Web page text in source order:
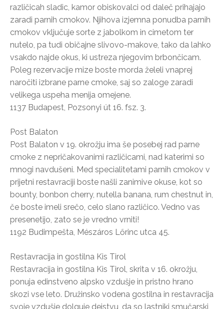
različicah sladic, kamor obiskovalci od daleč prihajajo
zaradi parnih cmokov. Njihova izjemna ponudba parnih
cmokov vključuje sorte z jabolkom in cimetom ter
nutelo, pa tudi običajne slivovo-makove, tako da lahko
vsakdo najde okus, ki ustreza njegovim brbončicam.
Poleg rezervacije mize boste morda želeli vnaprej
naročiti izbrane parne cmoke, saj so zaloge zaradi
velikega uspeha menija omejene.
1137 Budapest, Pozsonyi út 16. fsz. 3.
Post Balaton
Post Balaton v 19. okrožju ima še posebej rad parne
cmoke z nepričakovanimi različicami, nad katerimi so
mnogi navdušeni. Med specialitetami parnih cmokov v
prijetni restavraciji boste našli zanimive okuse, kot so
bounty, bonbon cherry, nutella banana, rum chestnut in,
če boste imeli srečo, celo slano različico. Vedno vas
presenetijo, zato se je vredno vrniti!
1192 Budimpešta, Mészáros Lőrinc utca 45.
Restavracija in gostilna Kis Tirol
Restavracija in gostilna Kis Tirol, skrita v 16. okrožju,
ponuja edinstveno alpsko vzdušje in pristno hrano
skozi vse leto. Družinsko vodena gostilna in restavracija
svoje vzdušje dolguje dejstvu, da so lastniki smučarski